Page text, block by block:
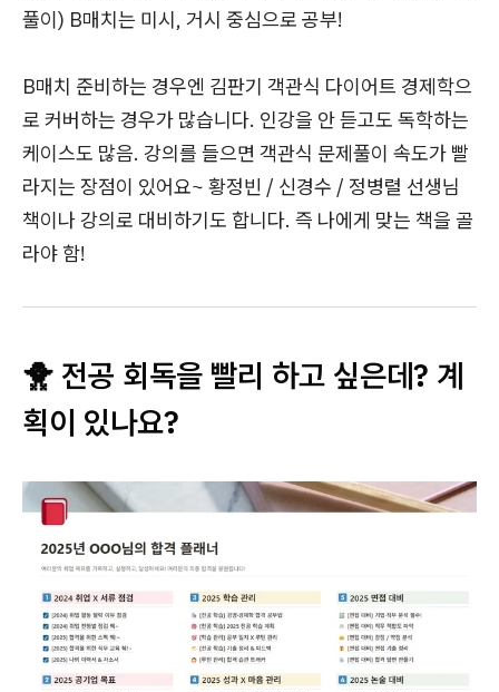
풀이) B매치는 미시, 거시 중심으로 공부!
B매치 준비하는 경우엔 김판기 객관식 다이어트 경제학으
로 커버하는 경우가 많습니다. 인강을 안 듣고도 독학하는
케이스도 많음. 강의를 들으면 객관식 문제풀이 속도가 빨
라지는 장점이 있어요~ 황정빈 / 신경수 / 정병렬 선생님
책이나 강의로 대비하기도 합니다. 즉 나에게 맞는 책을 골
라야 함!
🐥 전공 회독을 빨리 하고 싶은데? 계
획이 있나요?